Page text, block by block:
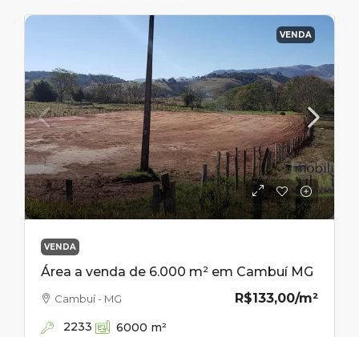
VENDA
VENDA
Área a venda de 6.000 m² em Cambuí MG
R$133,00/m²
Cambuí - MG
2233 6000 m²